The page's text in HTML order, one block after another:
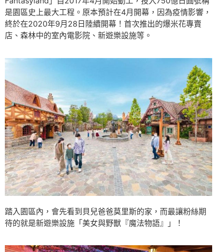
是園區史上最大工程。原本預計在4月開幕，因為疫情影響，
終於在2020年9月28日陸續開幕！首次推出的爆米花專賣
店、森林中的室內電影院、新遊樂設施等。
踏入園區內，會先看到貝兒爸爸莫里斯的家，而最讓粉絲期
待的就是新遊樂設施「美女與野獸『魔法物語』」！